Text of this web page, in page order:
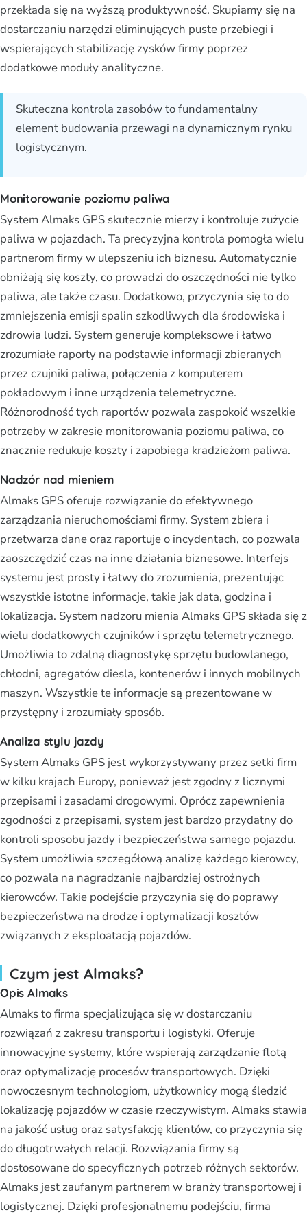
przekłada się na wyższą produktywność. Skupiamy się na
dostarczaniu narzędzi eliminujących puste przebiegi i
wspierających stabilizację zysków firmy poprzez
dodatkowe moduły analityczne.
Skuteczna kontrola zasobów to fundamentalny
element budowania przewagi na dynamicznym rynku
logistycznym.
Monitorowanie poziomu paliwa
System Almaks GPS skutecznie mierzy i kontroluje zużycie
paliwa w pojazdach. Ta precyzyjna kontrola pomogła wielu
partnerom firmy w ulepszeniu ich biznesu. Automatycznie
obniżają się koszty, co prowadzi do oszczędności nie tylko
paliwa, ale także czasu. Dodatkowo, przyczynia się to do
zmniejszenia emisji spalin szkodliwych dla środowiska i
zdrowia ludzi. System generuje kompleksowe i łatwo
zrozumiałe raporty na podstawie informacji zbieranych
przez czujniki paliwa, połączenia z komputerem
pokładowym i inne urządzenia telemetryczne.
Różnorodność tych raportów pozwala zaspokoić wszelkie
potrzeby w zakresie monitorowania poziomu paliwa, co
znacznie redukuje koszty i zapobiega kradzieżom paliwa.
Nadzór nad mieniem
Almaks GPS oferuje rozwiązanie do efektywnego
zarządzania nieruchomościami firmy. System zbiera i
przetwarza dane oraz raportuje o incydentach, co pozwala
zaoszczędzić czas na inne działania biznesowe. Interfejs
systemu jest prosty i łatwy do zrozumienia, prezentując
wszystkie istotne informacje, takie jak data, godzina i
lokalizacja. System nadzoru mienia Almaks GPS składa się z
wielu dodatkowych czujników i sprzętu telemetrycznego.
Umożliwia to zdalną diagnostykę sprzętu budowlanego,
chłodni, agregatów diesla, kontenerów i innych mobilnych
maszyn. Wszystkie te informacje są prezentowane w
przystępny i zrozumiały sposób.
Analiza stylu jazdy
System Almaks GPS jest wykorzystywany przez setki firm
w kilku krajach Europy, ponieważ jest zgodny z licznymi
przepisami i zasadami drogowymi. Oprócz zapewnienia
zgodności z przepisami, system jest bardzo przydatny do
kontroli sposobu jazdy i bezpieczeństwa samego pojazdu.
System umożliwia szczegółową analizę każdego kierowcy,
co pozwala na nagradzanie najbardziej ostrożnych
kierowców. Takie podejście przyczynia się do poprawy
bezpieczeństwa na drodze i optymalizacji kosztów
związanych z eksploatacją pojazdów.
Czym jest Almaks?
Opis Almaks
Almaks to firma specjalizująca się w dostarczaniu
rozwiązań z zakresu transportu i logistyki. Oferuje
innowacyjne systemy, które wspierają zarządzanie flotą
oraz optymalizację procesów transportowych. Dzięki
nowoczesnym technologiom, użytkownicy mogą śledzić
lokalizację pojazdów w czasie rzeczywistym. Almaks stawia
na jakość usług oraz satysfakcję klientów, co przyczynia się
do długotrwałych relacji. Rozwiązania firmy są
dostosowane do specyficznych potrzeb różnych sektorów.
Almaks jest zaufanym partnerem w branży transportowej i
logistycznej. Dzięki profesjonalnemu podejściu, firma